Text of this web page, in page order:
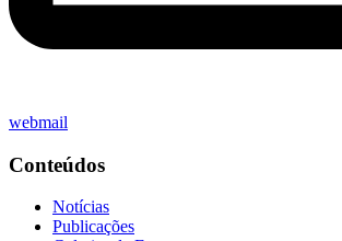
webmail
Conteúdos
Notícias
Publicações